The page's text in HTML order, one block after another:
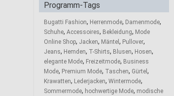
Programm-Tags
Bugatti Fashion, Herrenmode, Damenmode,
Schuhe, Accessoires, Bekleidung, Mode
Online Shop, Jacken, Mäntel , Pullover,
Jeans, Hemden, T-Shirts, Blusen, Hosen,
elegante Mode, Freizeitmode, Business
Mode, Premium Mode, Taschen, Gürtel ,
Krawatten, Lederjacken, Wintermode,
Sommermode, hochwertige Mode, modische